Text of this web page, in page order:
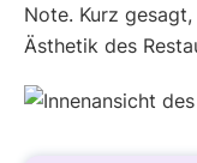
Note. Kurz
Ästhetik des